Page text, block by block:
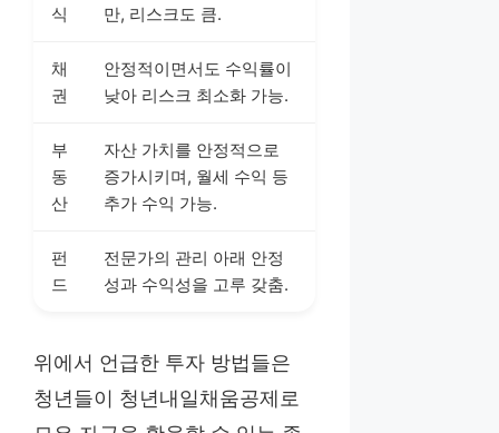
식
만, 리스크도 큼.
채
권
안정적이면서도 수익률이
낮아 리스크 최소화 가능.
부
동
산
자산 가치를 안정적으로
증가시키며, 월세 수익 등
추가 수익 가능.
펀
드
전문가의 관리 아래 안정
성과 수익성을 고루 갖춤.
위에서 언급한 투자 방법들은
청년들이 청년내일채움공제로